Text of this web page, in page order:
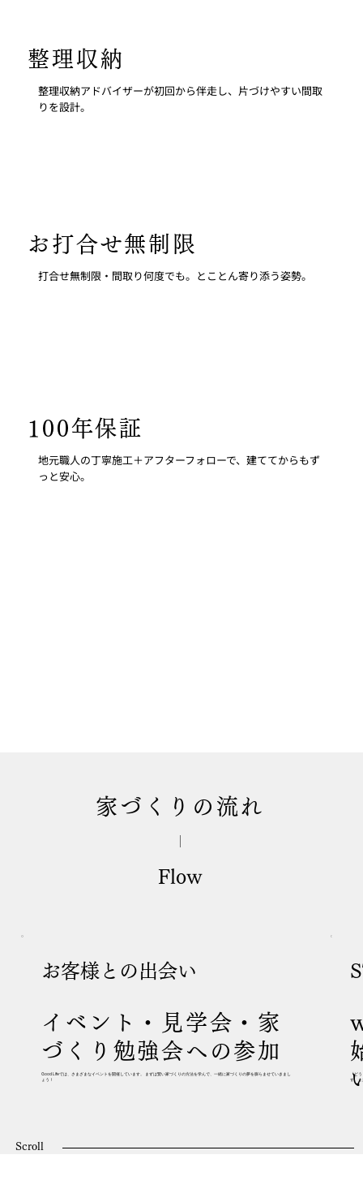
整理収納
整理収納アドバイザーが初回から伴走し、片づけやすい間取
りを設計。
お打合せ無制限
打合せ無制限・間取り何度でも。とことん寄り添う姿勢。
100年保証
地元職人の丁寧施工＋アフターフォローで、建ててからもず
っと安心。
家づくりの流れ
Flow
お客様との出会い
イベント・見学会・家
づくり勉強会への参加
Good Lifeでは、さまざまなイベントを開催しています。 まずは賢い家づくりの方法を学んで、一緒に家づくりの夢を膨らませていきまし
ょう！
「ど
す。ま
Scroll